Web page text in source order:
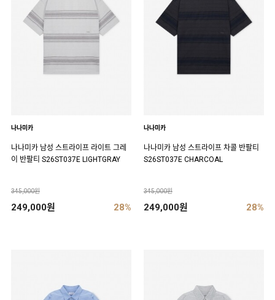
나나미카
나나미카 남성 스트라이프 라이트 그레
이 반팔티 S26ST037E LIGHTGRAY
345,000원
249,000원 28%
나나미카
나나미카 남성 스트라이프 차콜 반팔티
S26ST037E CHARCOAL
345,000원
249,000원 28%